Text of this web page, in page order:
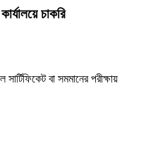
চাকরি
বা সমমানের পরীক্ষায়